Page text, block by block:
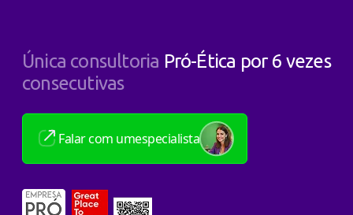
Única consultoria Pró-Ética por 6 vezes
consecutivas
Falar com umespecialista